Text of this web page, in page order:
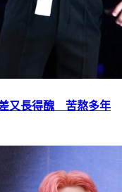
又長得醜 苦熬多年